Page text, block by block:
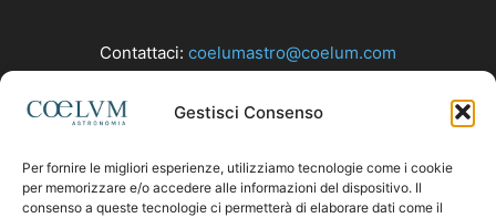
Gestisci Consenso
Per fornire le migliori esperienze, utilizziamo tecnologie come i cookie
per memorizzare e/o accedere alle informazioni del dispositivo. Il
consenso a queste tecnologie ci permetterà di elaborare dati come il
Contattaci: coelumastro@coelum.com
SEGUICI